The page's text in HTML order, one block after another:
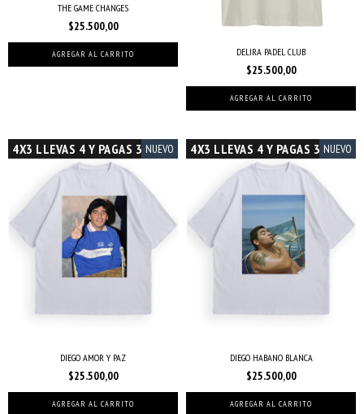
THE GAME CHANGES
$25.500,00
AGREGAR AL CARRITO DELIRA PADEL CLUB
$25.500,00
AGREGAR AL CARRITO
4X3 LLEVAS 4 Y PAGAS 3 NUEVO
DIEGO AMOR Y PAZ
$25.500,00
AGREGAR AL CARRITO
4X3 LLEVAS 4 Y PAGAS 3 NUEVO
DIEGO HABANO BLANCA
$25.500,00
AGREGAR AL CARRITO